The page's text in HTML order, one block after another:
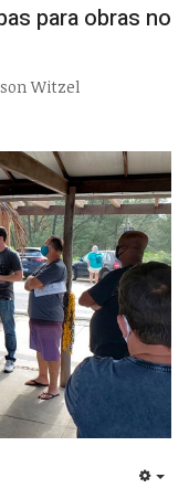
para obras no
Witzel